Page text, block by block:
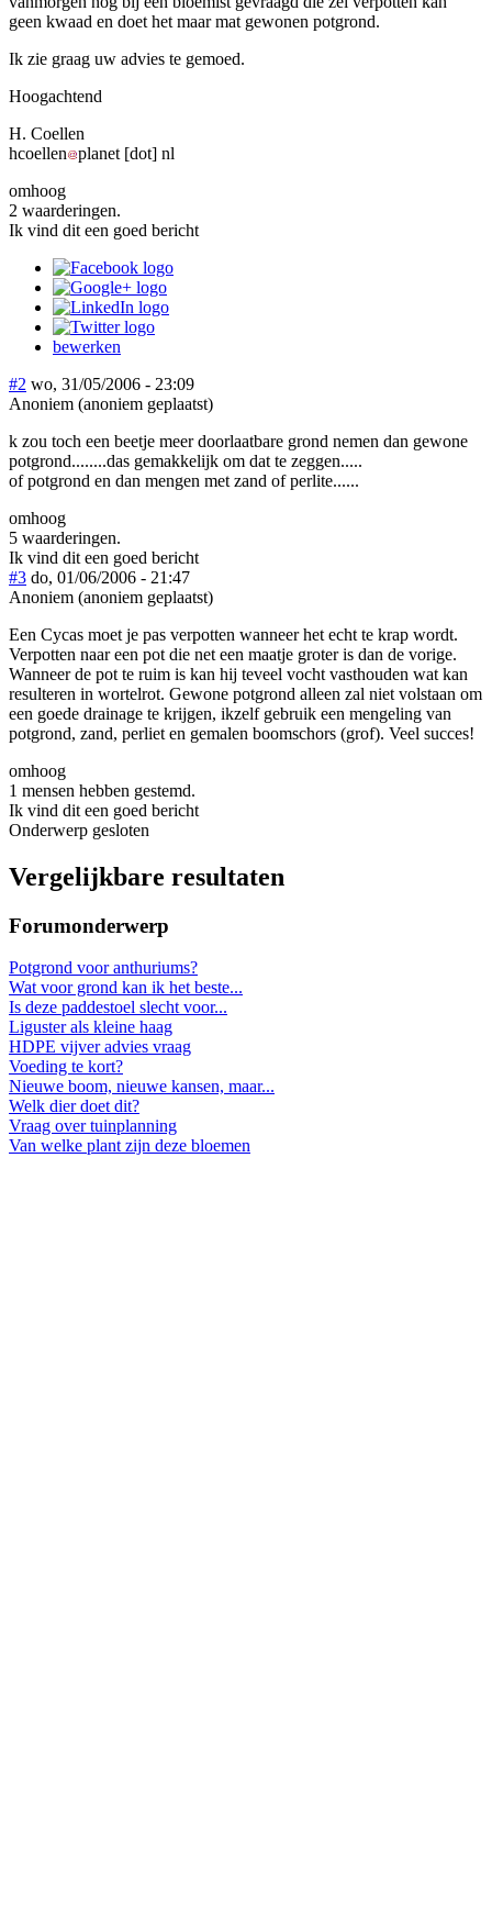
geen kwaad en doet het maar mat gewonen potgrond.
Ik zie graag uw advies te gemoed.
Hoogachtend
H. Coellen
hcoellen
planet [dot] nl
omhoog
2 waarderingen.
Ik vind dit een goed bericht
bewerken
#2 wo, 31/05/2006 - 23:09
Anoniem (anoniem geplaatst)
k zou toch een beetje meer doorlaatbare grond nemen dan gewone
potgrond........das gemakkelijk om dat te zeggen.....
of potgrond en dan mengen met zand of perlite......
omhoog
5 waarderingen.
Ik vind dit een goed bericht
#3 do, 01/06/2006 - 21:47
Anoniem (anoniem geplaatst)
Een Cycas moet je pas verpotten wanneer het echt te krap wordt.
Verpotten naar een pot die net een maatje groter is dan de vorige.
Wanneer de pot te ruim is kan hij teveel vocht vasthouden wat kan
resulteren in wortelrot. Gewone potgrond alleen zal niet volstaan om
een goede drainage te krijgen, ikzelf gebruik een mengeling van
potgrond, zand, perliet en gemalen boomschors (grof). Veel succes!
omhoog
1 mensen hebben gestemd.
Ik vind dit een goed bericht
Onderwerp gesloten
Vergelijkbare resultaten
Forumonderwerp
Potgrond voor anthuriums?
Wat voor grond kan ik het beste...
Is deze paddestoel slecht voor...
Liguster als kleine haag
HDPE vijver advies vraag
Voeding te kort?
Nieuwe boom, nieuwe kansen, maar...
Welk dier doet dit?
Vraag over tuinplanning
Van welke plant zijn deze bloemen